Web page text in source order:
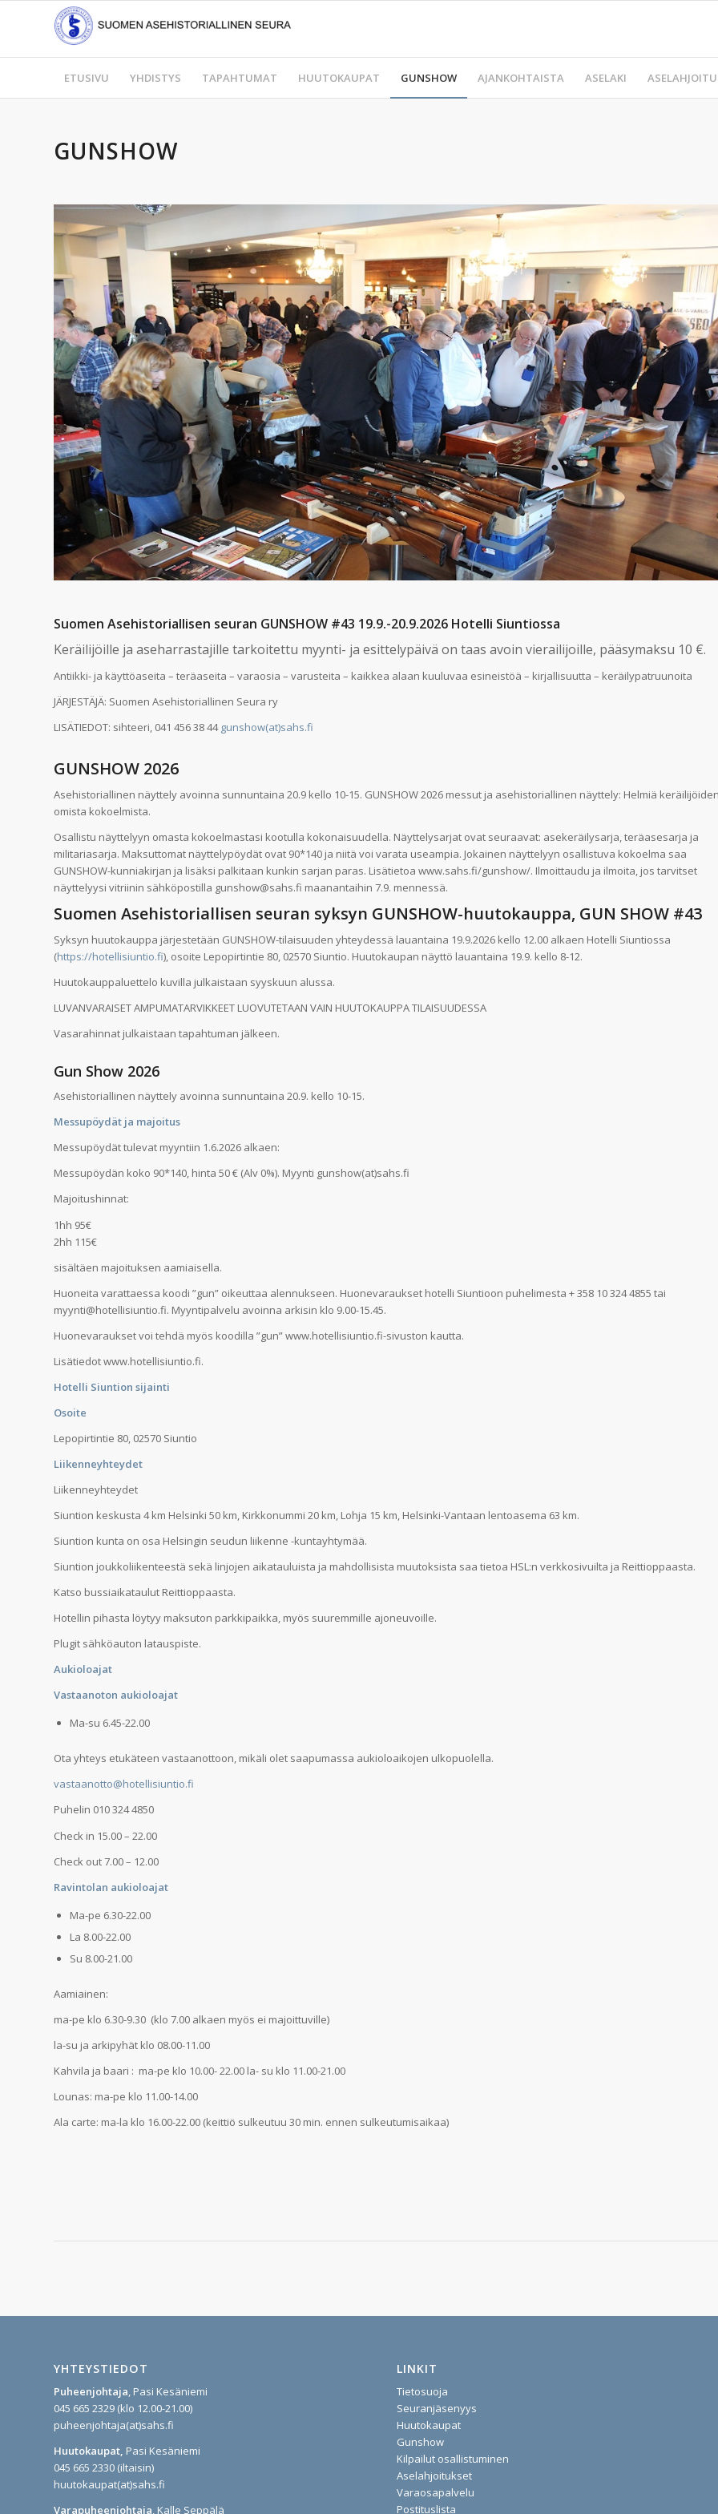
ETUSIVU YHDISTYS TAPAHTUMAT HUUTOKAUPAT GUNSHOW AJANKOHTAISTA ASELAKI
GUNSHOW
Suomen Asehistoriallisen seuran GUNSHOW #43 19.9.-20.9.2026 Hotelli Siuntiossa
Keräilijöille ja aseharrastajille tarkoitettu myynti- ja esittelypäivä on taas avoin vierailijoille, pääsymaksu 10 €.
Antiikki- ja käyttöaseita – teräaseita – varaosia – varusteita – kaikkea alaan kuuluvaa esineistöä – kirjallisuutta – keräilypatruunoita
JÄRJESTÄJÄ: Suomen Asehistoriallinen Seura ry
LISÄTIEDOT: sihteeri, 041 456 38 44 gunshow(at)sahs.fi
GUNSHOW 2026
Asehistoriallinen näyttely avoinna sunnuntaina 20.9 kello 10-15. GUNSHOW 2026 messut ja asehistoriallinen näyttely: Helmiä
omista kokoelmista.
Osallistu näyttelyyn omasta kokoelmastasi kootulla kokonaisuudella. Näyttelysarjat ovat seuraavat: asekeräilysarja, teräasesarja ja
militariasarja. Maksuttomat näyttelypöydät ovat 90*140 ja niitä voi varata useampia. Jokainen näyttelyyn osallistuva kokoelma saa
GUNSHOW-kunniakirjan ja lisäksi palkitaan kunkin sarjan paras. Lisätietoa www.sahs.fi/gunshow/. Ilmoittaudu ja ilmoita, jos tarvitset
näyttelyysi vitriinin sähköpostilla gunshow@sahs.fi maanantaihin 7.9. mennessä.
Suomen Asehistoriallisen seuran syksyn GUNSHOW-huutokauppa, GUN SHOW #43
Syksyn huutokauppa järjestetään GUNSHOW-tilaisuuden yhteydessä lauantaina 19.9.2026 kello 12.00 alkaen Hotelli Siuntiossa
(https://hotellisiuntio.fi), osoite Lepopirtintie 80, 02570 Siuntio. Huutokaupan näyttö lauantaina 19.9. kello 8-12.
Huutokauppaluettelo kuvilla julkaistaan syyskuun alussa.
LUVANVARAISET AMPUMATARVIKKEET LUOVUTETAAN VAIN HUUTOKAUPPA TILAISUUDESSA
Vasarahinnat julkaistaan tapahtuman jälkeen.
Gun Show 2026
Asehistoriallinen näyttely avoinna sunnuntaina 20.9. kello 10-15.
Messupöydät ja majoitus
Messupöydät tulevat myyntiin 1.6.2026 alkaen:
Messupöydän koko 90*140, hinta 50 € (Alv 0%). Myynti gunshow(at)sahs.fi
Majoitushinnat:
1hh 95€
2hh 115€
sisältäen majoituksen aamiaisella.
Huoneita varattaessa koodi ”gun” oikeuttaa alennukseen. Huonevaraukset hotelli Siuntioon puhelimesta + 358 10 324 4855 tai
myynti@hotellisiuntio.fi. Myyntipalvelu avoinna arkisin klo 9.00-15.45.
Huonevaraukset voi tehdä myös koodilla ”gun” www.hotellisiuntio.fi-sivuston kautta.
Lisätiedot www.hotellisiuntio.fi.
Hotelli Siuntion sijainti
Osoite
Lepopirtintie 80, 02570 Siuntio
Liikenneyhteydet
Liikenneyhteydet
Siuntion keskusta 4 km Helsinki 50 km, Kirkkonummi 20 km, Lohja 15 km, Helsinki-Vantaan lentoasema 63 km.
Siuntion kunta on osa Helsingin seudun liikenne -kuntayhtymää.
Siuntion joukkoliikenteestä sekä linjojen aikatauluista ja mahdollisista muutoksista saa tietoa HSL:n verkkosivuilta ja Reittioppaasta.
Katso bussiaikataulut Reittioppaasta.
Hotellin pihasta löytyy maksuton parkkipaikka, myös suuremmille ajoneuvoille.
Plugit sähköauton latauspiste.
Aukioloajat
Vastaanoton aukioloajat
Ma-su 6.45-22.00
Ota yhteys etukäteen vastaanottoon, mikäli olet saapumassa aukioloaikojen ulkopuolella.
vastaanotto@hotellisiuntio.fi
Puhelin 010 324 4850
Check in 15.00 – 22.00
Check out 7.00 – 12.00
Ravintolan aukioloajat
Ma-pe 6.30-22.00
La 8.00-22.00
Su 8.00-21.00
Aamiainen:
ma-pe klo 6.30-9.30 (klo 7.00 alkaen myös ei majoittuville)
la-su ja arkipyhät klo 08.00-11.00
Kahvila ja baari : ma-pe klo 10.00- 22.00 la- su klo 11.00-21.00
Lounas: ma-pe klo 11.00-14.00
Ala carte: ma-la klo 16.00-22.00 (keittiö sulkeutuu 30 min. ennen sulkeutumisaikaa)
YHTEYSTIEDOT
Puheenjohtaja, Pasi Kesäniemi
045 665 2329 (klo 12.00-21.00)
puheenjohtaja(at)sahs.fi
Huutokaupat, Pasi Kesäniemi
045 665 2330 (iltaisin)
huutokaupat(at)sahs.fi
Varapuheenjohtaja, Kalle Seppälä
LINKIT
Tietosuoja
Seuranjäsenyys
Huutokaupat
Gunshow
Kilpailut osallistuminen
Aselahjoitukset
Varaosapalvelu
Postituslista